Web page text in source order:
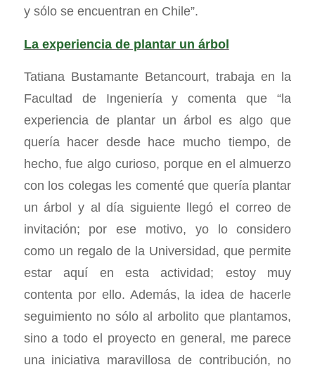
y sólo se encuentran en Chile”.
La experiencia de plantar un árbol
Tatiana Bustamante Betancourt, trabaja en la
Facultad de Ingeniería y comenta que “la
experiencia de plantar un árbol es algo que
quería hacer desde hace mucho tiempo, de
hecho, fue algo curioso, porque en el almuerzo
con los colegas les comenté que quería plantar
un árbol y al día siguiente llegó el correo de
invitación; por ese motivo, yo lo considero
como un regalo de la Universidad, que permite
estar aquí en esta actividad; estoy muy
contenta por ello. Además, la idea de hacerle
seguimiento no sólo al arbolito que plantamos,
sino a todo el proyecto en general, me parece
una iniciativa maravillosa de contribución, no